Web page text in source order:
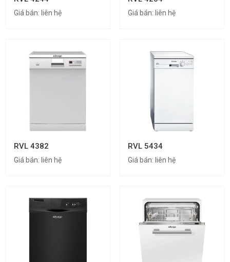
Giá bán: liên hệ Giá bán: liên hệ
RVL 4382
Giá bán: liên hệ
RVL 5434
Giá bán: liên hệ